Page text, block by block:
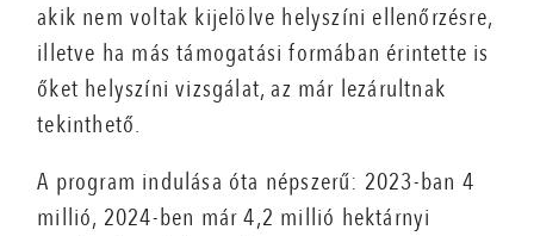
akik nem voltak kijelölve helyszíni ellenőrzésre,
illetve ha más támogatási formában érintette is
őket helyszíni vizsgálat, az már lezárultnak
tekinthető.
A program indulása óta népszerű: 2023-ban 4
millió, 2024-ben már 4,2 millió hektárnyi